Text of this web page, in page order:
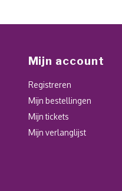
Mijn account
Registreren
Mijn bestellingen
Mijn tickets
Mijn verlanglijst